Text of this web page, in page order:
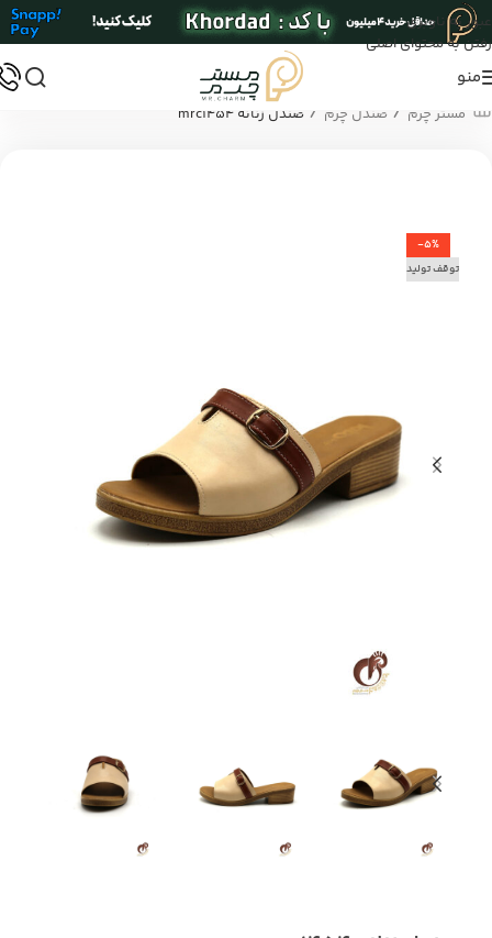
عبور به ناوبری
رفتن به محتوای اصلی
منو
مستر چرم / صندل چرم / صندل زنانه mrc1454
-5%
توقف تولید